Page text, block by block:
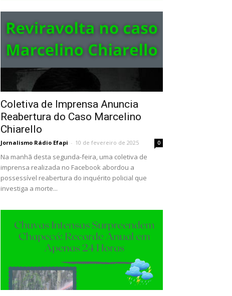
Coletiva de Imprensa Anuncia
Reabertura do Caso Marcelino
Chiarello
Jornalismo Rádio Efapi - 10 de fevereiro de 2025 0
Na manhã desta segunda-feira, uma coletiva de
imprensa realizada no Facebook abordou a
possessível reabertura do inquérito policial que
investiga a morte...